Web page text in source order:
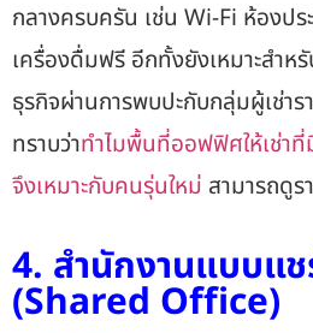
กลางครบครัน เช่น Wi-Fi ห้องป
เครื่องดื่มฟรี อีกทั้งยังเหมาะสำห
ธุรกิจผ่านการพบปะกับกลุ่มผู้เช่า
ทราบว่าทำไมพื้นที่ออฟฟิศให้เช่า
จึงเหมาะกับคนรุ่นใหม่ สามารถดูร
4. สำนักงานแบบแ
(Shared Office)